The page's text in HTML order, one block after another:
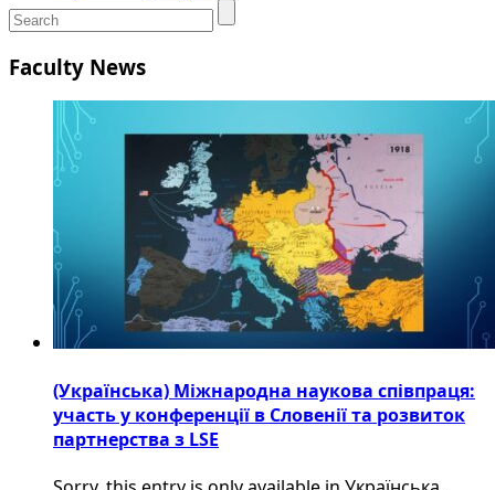
Faculty News
(Українська) Міжнародна наукова співпраця:
участь у конференції в Словенії та розвиток
партнерства з LSE